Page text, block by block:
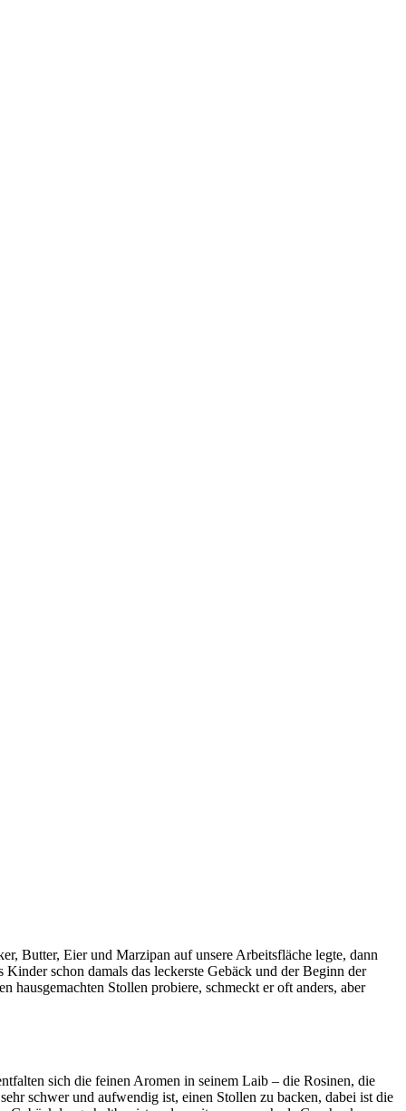
Butter, Eier und Marzipan auf unsere Arbeitsfläche legte, dann
schon damals das leckerste Gebäck und der Beginn der
hausgemachten Stollen probiere, schmeckt er oft anders, aber
sich die feinen Aromen in seinem Laib – die Rosinen, die
schwer und aufwendig ist, einen Stollen zu backen, dabei ist die